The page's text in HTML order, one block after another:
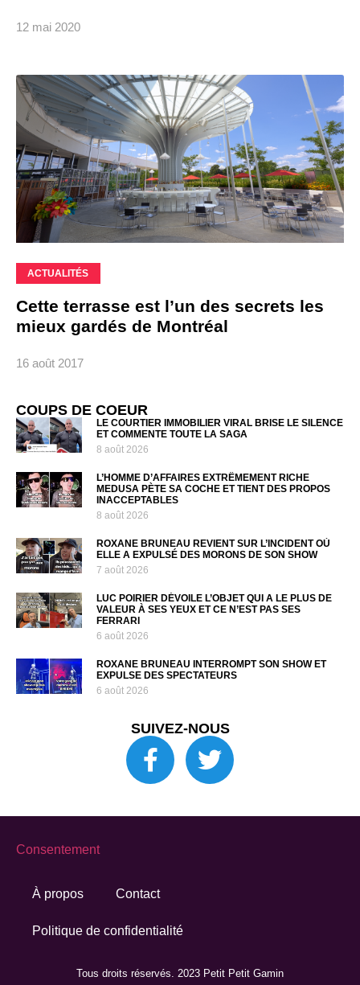
12 mai 2020
ACTUALITÉS
Cette terrasse est l’un des secrets les
mieux gardés de Montréal
16 août 2017
COUPS DE COEUR
LE COURTIER IMMOBILIER VIRAL BRISE LE SILENCE
ET COMMENTE TOUTE LA SAGA
8 août 2026
L’HOMME D’AFFAIRES EXTRÊMEMENT RICHE
MEDUSA PÈTE SA COCHE ET TIENT DES PROPOS
INACCEPTABLES
8 août 2026
ROXANE BRUNEAU REVIENT SUR L’INCIDENT OÙ
ELLE A EXPULSÉ DES MORONS DE SON SHOW
7 août 2026
LUC POIRIER DÉVOILE L’OBJET QUI A LE PLUS DE
VALEUR À SES YEUX ET CE N’EST PAS SES
FERRARI
6 août 2026
ROXANE BRUNEAU INTERROMPT SON SHOW ET
EXPULSE DES SPECTATEURS
6 août 2026
SUIVEZ-NOUS
Tous droits réservés. 2023 Petit Petit Gamin
À propos Contact
Politique de confidentialité
Consentement